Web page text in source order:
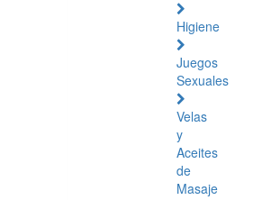
Higiene
Juegos
Sexuales
Velas
y
Aceites
de
Masaje